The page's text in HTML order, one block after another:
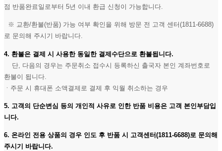
점 반품완료일로부터 5년 이내 환급 신청이 가능합니다.
※ 교환/환불(반품) 가능 여부 확인을 위해 방문 전 고객 센터(1811-6688)
로 문의해 주시기 바랍니다.
4. 환불은 결제 시 사용한 동일한 결제수단으로 환불됩니다.
단, 다음의 경우는 주문취소 접수시 등록하신 출국자 본인 계좌번호로
환불이 됩니다.
ㆍ주문 시 휴대폰 소액결제로 결제 후 익월 취소하는 경우
5. 고객의 단순변심 등의 개인적 사유로 인한 반품 비용은 고객 본인부담입
니다.
6. 온라인 전용 상품의 경우 인도 후 반품 시 고객센터(1811-6688)로 문의해
주시기 바랍니다.